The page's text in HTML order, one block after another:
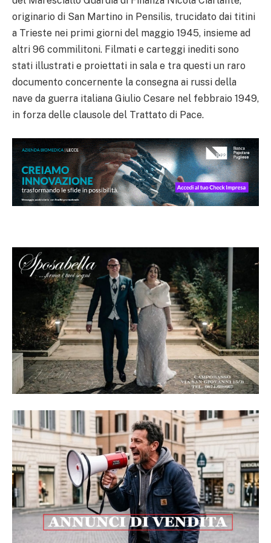
originario di San Martino in Pensilis, trucidato dai titini
a Trieste nei primi giorni del maggio 1945, insieme ad
altri 96 commilitoni. Filmati e carteggi inediti sono
stati illustrati e proiettati in sala e tra questi un raro
documento concernente la consegna ai russi della
nave da guerra italiana Giulio Cesare nel febbraio 1949,
in forza delle clausole del Trattato di Pace.